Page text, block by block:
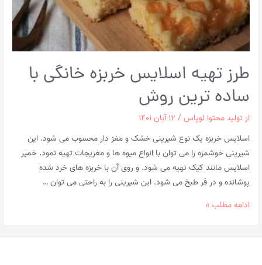
طرز تهیه اسلایس خربزه خانگی با
ساده ترین روش
از تولید محتوا لوپاس/ ۱۲ آبان ۱۴۰۱
اسلایس خربزه یک نوع شیرینی خشک و مغز دار محسوب می شود. این
شیرینی خوشمزه را می توان با انواع میوه ها و مغزیجات تهیه نمود. خمیر
اسلایس مانند کیک تهیه می شود. و روی آن با خربزه های خرد شده
پوشانده و در فر طبخ می شود. این شیرینی را به راحتی می توان …
طرز
ادامه مطلب »